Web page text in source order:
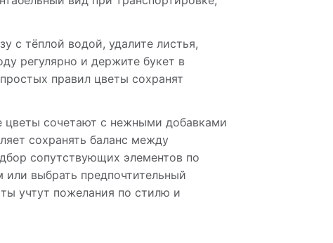
с тёплой водой, удалите листья,
регулярно и держите букет в
правил цветы сохранят
цветы сочетают с нежными добавками
сохранять баланс между
сопутствующих элементов по
выбрать предпочтительный
учтут пожелания по стилю и